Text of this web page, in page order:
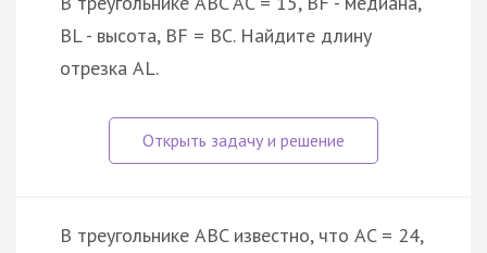
BL - высота, BF = BC. Найдите длину
отрезка AL.
В треугольнике ABC известно, что AC = 24,